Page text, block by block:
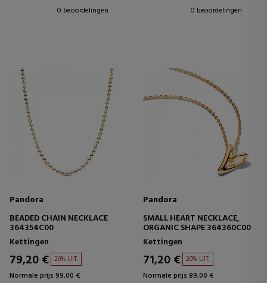
0 beoordelingen
0 beoordelingen
Pandora
BEADED CHAIN NECKLACE
364354C00
Kettingen
79,20 € 20% UIT.
Normale prijs 99,00 €
Pandora
SMALL HEART NECKLACE,
ORGANIC SHAPE 364360C00
Kettingen
71,20 € 20% UIT.
Normale prijs 89,00 €